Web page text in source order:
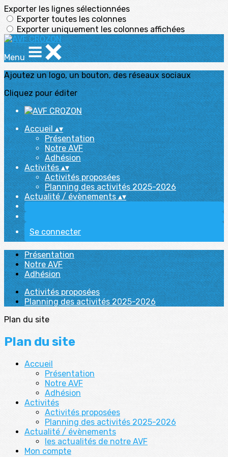
Exporter les lignes sélectionnées
Exporter toutes les colonnes
Exporter uniquement les colonnes affichées
Menu
Ajoutez un logo, un bouton, des réseaux sociaux
Cliquez pour éditer
Accueil▴▾
Présentation
Notre AVF
Adhésion
Activités▴▾
Activités proposées
Planning des activités 2025-2026
Actualité / évènements▴▾
Se connecter
Présentation
Notre AVF
Adhésion
Activités proposées
Planning des activités 2025-2026
Plan du site
Plan du site
Accueil
Présentation
Notre AVF
Adhésion
Activités
Activités proposées
Planning des activités 2025-2026
Actualité / évènements
les actualités de notre AVF
Mon compte